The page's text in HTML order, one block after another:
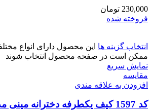
230,000 تومان
فروخته شده
انتخاب گزینه ها این محصول دارای انواع
ممکن است در صفحه محصول انتخاب شوند
نمایش سریع
مقايسه
افزودن به علاقه مندی
کد 1597 کیف یکطرفه دخترانه مینی مدل پرنیا